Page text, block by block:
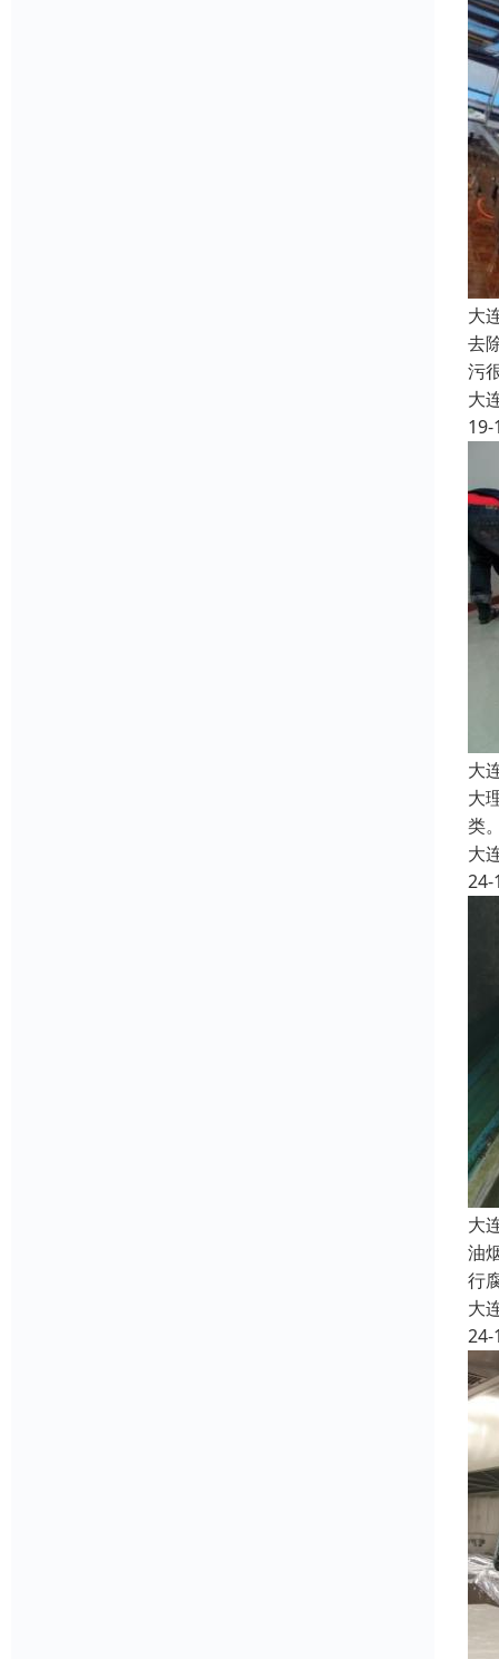
大
去
污
大
19-
大
大
类
大
24-
大
油
行
大
24-